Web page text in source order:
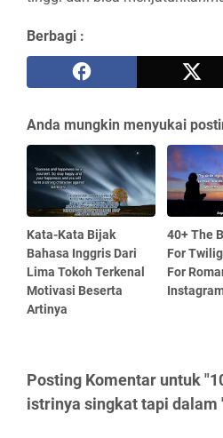
Berbagi :
Anda mungkin menyukai
Kata-Kata Bijak
Bahasa Inggris Dari
Lima Tokoh Terkenal
Motivasi Beserta
Artinya
40+ The
For
For
Posting Komentar untuk
istrinya singkat tapi dalam